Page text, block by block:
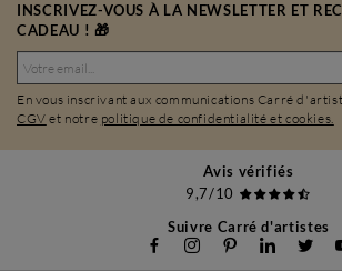
INSCRIVEZ-VOUS À LA NEWSLETTER ET
CADEAU ! 🎁
En vous inscrivant aux communications Carré
CGV et notre politique de confidentialité et cookies.
Avis vérifiés
9,7/10
Suivre Carré d'artistes